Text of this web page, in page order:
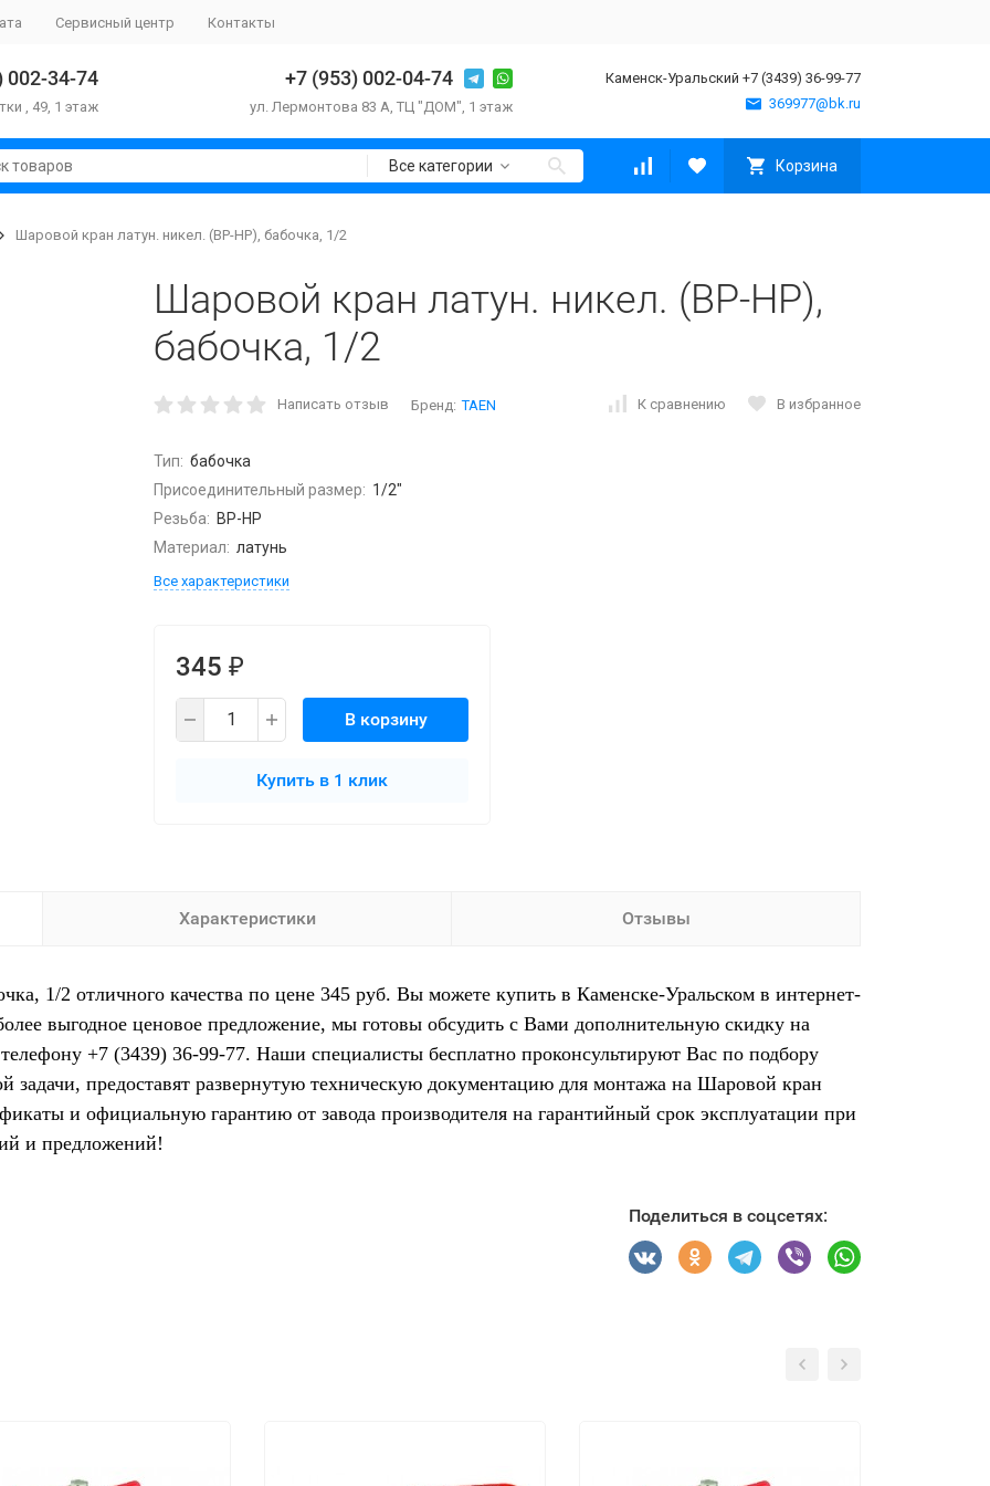
Сервисный центр Контакты
002-34-74
, 49, 1 этаж
+7 (953) 002-04-74
ул. Лермонтова 83 А, ТЦ "ДОМ", 1 этаж
Каменск-Уральский +7 (3439) 36-99-77
369977@bk.ru
Все категории Корзина
Шаровой кран латун. никел. (ВР-НР), бабочка, 1/2
Шаровой кран латун. никел. (ВР-НР),
бабочка, 1/2
Написать отзыв Бренд: TAEN К сравнению В избранное
Тип: бабочка
Присоединительный размер: 1/2"
Резьба: ВР-НР
Материал: латунь
Все характеристики
345 ₽
В корзину
Купить в 1 клик
Характеристики Отзывы
1/2 отличного качества по цене 345 руб. Вы можете купить в Каменске-Уральском в интернет-
выгодное ценовое предложение, мы готовы обсудить с Вами дополнительную скидку на
+7 (3439) 36-99-77. Наши специалисты бесплатно проконсультируют Вас по подбору
задачи, предоставят развернутую техническую документацию для монтажа на Шаровой кран
и официальную гарантию от завода производителя на гарантийный срок эксплуатации при
и предложений!
Поделиться в соцсетях: